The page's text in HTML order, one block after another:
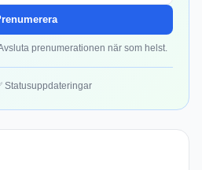
prenumerationen när som helst.
Statusuppdateringar